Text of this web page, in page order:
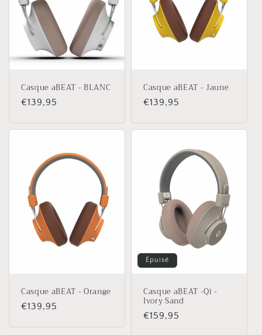
o
Casque aBEAT - BLANC
Prix
€139,95
Casque aBEAT - Jaune
Prix
€139,95
Casque aBEAT - Orange
Prix
€139,95
Épuisé
Casque aBEAT -Qi -
Ivory Sand
Prix
€159,95